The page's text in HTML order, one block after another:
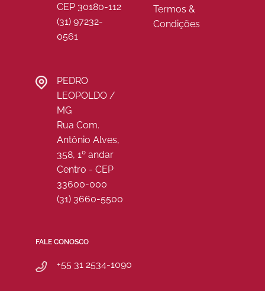
CEP 30180-112
(31) 97232-
0561
PEDRO
LEOPOLDO /
MG
Rua Com.
Antônio Alves,
358, 1º andar
Centro - CEP
33600-000
(31) 3660-5500
Termos &
Condições
FALE CONOSCO
+55 31 2534-1090